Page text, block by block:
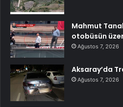
Mahmut
otobüsün
Ağustos 7, 2026
Aksaray’da
Ağustos 7, 2026